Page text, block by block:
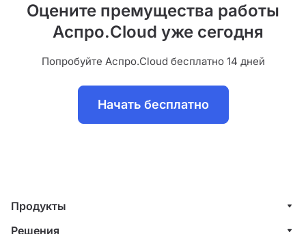
Оцените премущества работы
Аспро.Cloud уже сегодня
Попробуйте Аспро.Cloud бесплатно 14 дней
Начать бесплатно
Продукты
Управление клиентами (CRM)
Решения